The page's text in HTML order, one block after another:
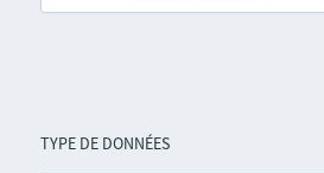
TYPE DE DONNÉES